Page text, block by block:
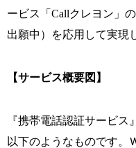
ービス「Callクレヨン」
出願中）を応用して実現
【サービス概要図】
『携帯電話認証サービ
以下のようなものです。